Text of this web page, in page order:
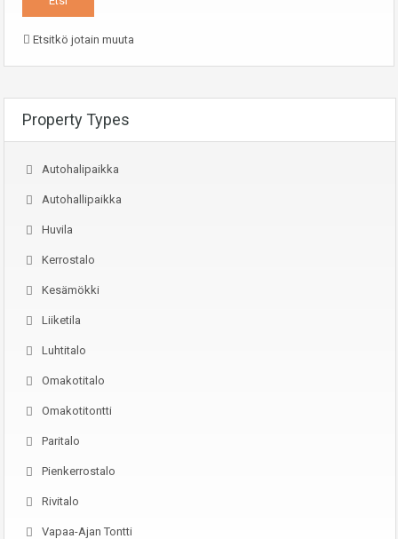
Etsitkö jotain muuta
Property Types
Autohalipaikka
Autohallipaikka
Huvila
Kerrostalo
Kesämökki
Liiketila
Luhtitalo
Omakotitalo
Omakotitontti
Paritalo
Pienkerrostalo
Rivitalo
Vapaa-Ajan Tontti